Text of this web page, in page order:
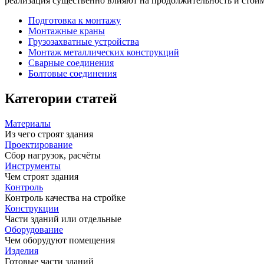
Подготовка к монтажу
Монтажные краны
Грузозахватные устройства
Монтаж металлических конструкций
Сварные соединения
Болтовые соединения
Категории статей
Материалы
Из чего строят здания
Проектирование
Сбор нагрузок, расчёты
Инструменты
Чем строят здания
Контроль
Контроль качества на стройке
Конструкции
Части зданий или отдельные
Оборудование
Чем оборудуют помещения
Изделия
Готовые части зданий